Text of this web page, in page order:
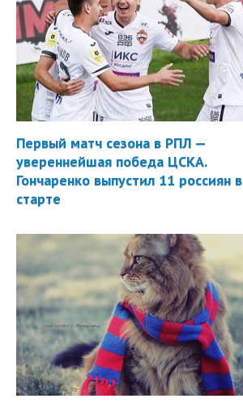
Первый матч сезона в РПЛ —
увереннейшая победа ЦСКА.
Гончаренко выпустил 11 россиян в
старте